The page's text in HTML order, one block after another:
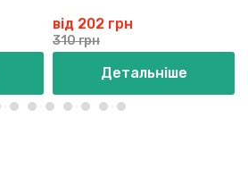
від 202 грн
310 грн
Детальніше